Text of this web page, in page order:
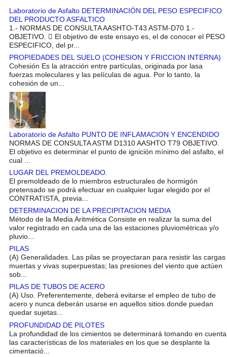
Laboratorio de Asfalto DETERMINACIÓN DEL PESO ESPECIFICO
DEL PRODUCTO ASFALTICO
1.- NORMAS DE CONSULTA AASHTO-T43 ASTM-D70 1.-
OBJETIVO.  El objetivo de este ensayo es, el de conocer el PESO
ESPECIFICO, del pr...
PROPIEDADES DEL SUELO (COHESION Y FRICCION INTERNA)
Cohesión Es la atracción entre partículas, originada por lasa
fuerzas moleculares y las películas de agua. Por lo tanto, la
cohesión de un...
Laboratorio de Asfalto PUNTO DE INFLAMACION Y ENCENDIDO
NORMAS DE CONSULTA ASTM D1310 AASHTO T79 OBJETIVO.
El objetivo es determinar el punto de ignición mínimo del asfalto, el
cual ...
LUGAR DEL PREMOLDEADO.
El premoldeado de lo miembros estructurales de hormigón
pretensado se podrá efectuar en cualquier lugar elegido por el
CONTRATISTA, previa...
DETERMINACION DE LA PRECIPITACION MEDIA
Método de la Media Aritmética Consiste en realizar la suma del
valor registrado en cada una de las estaciones pluviométricas y/o
pluvio...
PILAS
(A) Generalidades. Las pilas se proyectaran para resistir las cargas
muertas y vivas superpuestas; las presiones del viento que actúen
sob...
PILAS DE TUBOS DE ACERO
(A) Uso. Preferentemente, deberá evitarse el empleo de tubo de
acero y nunca deberán usarse en aquellos sitios donde puedan
quedar sujetas...
PROFUNDIDAD DE PILOTES
La profundidad de los cimientos se determinará tomando en cuenta
las características de los materiales en los que se desplante la
cimentació...